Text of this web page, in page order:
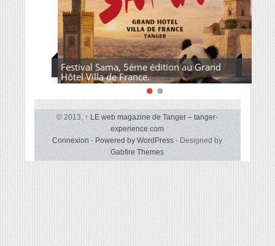
Festival Sama, 5éme édition au Grand
Hôtel Villa de France.
© 2013,↑ LE web magazine de Tanger – tanger-
experience.com
Connexion-Powered by WordPress- Designed by
Gabfire Themes